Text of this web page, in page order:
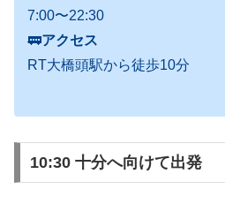
7:00〜22:30
🚃アクセス
RT大橋頭駅から徒歩10分
10:30 十分へ向けて出発